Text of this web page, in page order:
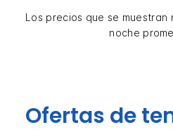
Los precios que se
noche
Ofertas de